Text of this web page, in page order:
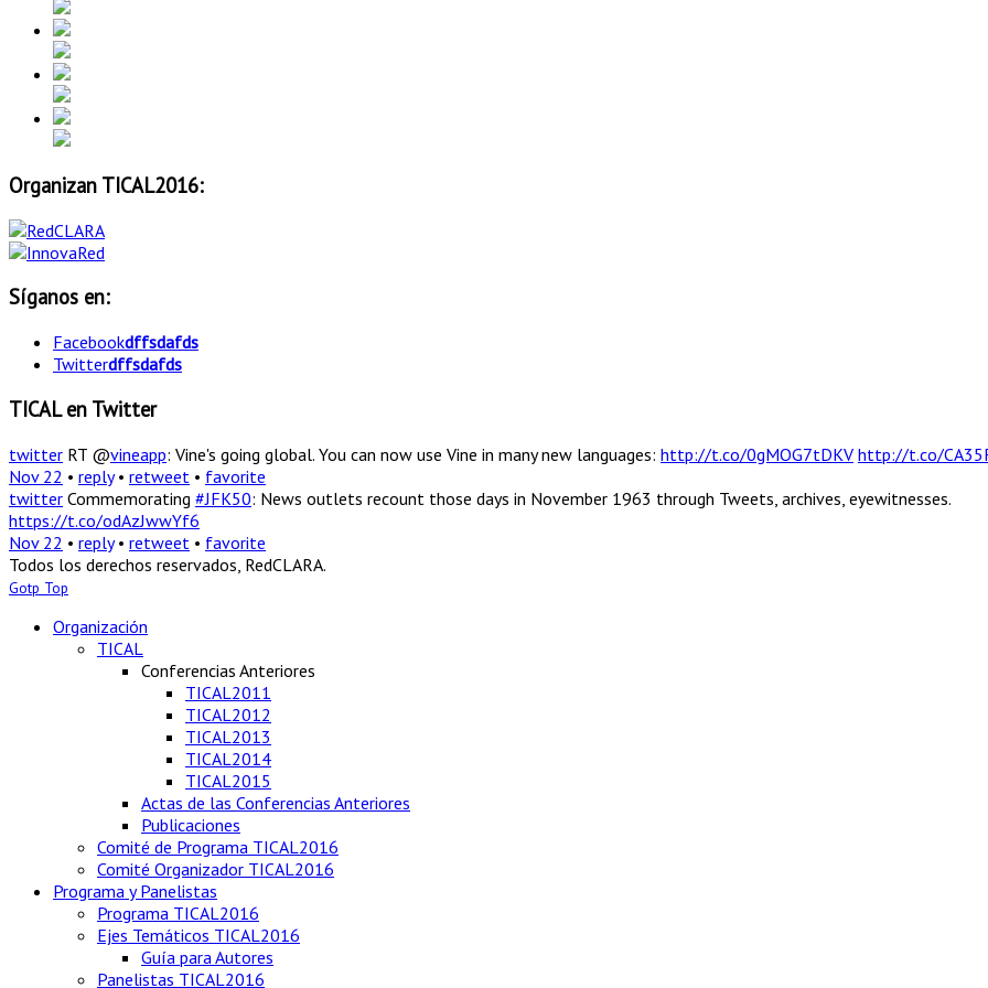
Organizan TICAL2016:
Síganos en:
Facebookdffsdafds
Twitterdffsdafds
TICAL en Twitter
twitter RT @vineapp: Vine's going global. You can now use Vine in many new languages: http://t.co/0gMOG7tDKV http://t.co/
Nov 22 • reply• retweet • favorite
twitter Commemorating #JFK50: News outlets recount those days in November 1963 through Tweets, archives, eyewitnesses.
https://t.co/odAzJwwYf6
Nov 22 • reply• retweet • favorite
Todos los derechos reservados, RedCLARA.
Gotp Top
Organización
TICAL
Conferencias Anteriores
TICAL2011
TICAL2012
TICAL2013
TICAL2014
TICAL2015
Actas de las Conferencias Anteriores
Publicaciones
Comité de Programa TICAL2016
Comité Organizador TICAL2016
Programa y Panelistas
Programa TICAL2016
Ejes Temáticos TICAL2016
Guía para Autores
Panelistas TICAL2016